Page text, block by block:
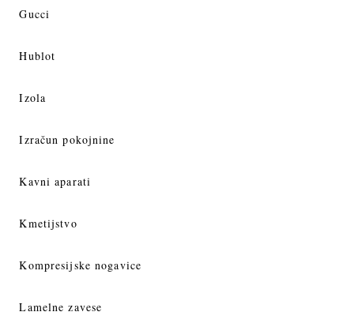
Gucci
Hublot
Izola
Izračun pokojnine
Kavni aparati
Kmetijstvo
Kompresijske nogavice
Lamelne zavese